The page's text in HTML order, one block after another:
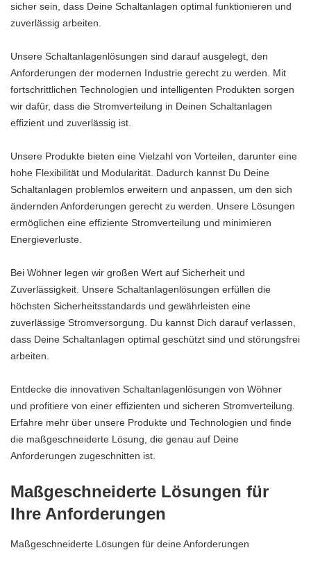
sicher sein, dass Deine Schaltanlagen optimal funktionieren und
zuverlässig arbeiten.
Unsere Schaltanlagenlösungen sind darauf ausgelegt, den
Anforderungen der modernen Industrie gerecht zu werden. Mit
fortschrittlichen Technologien und intelligenten Produkten sorgen
wir dafür, dass die Stromverteilung in Deinen Schaltanlagen
effizient und zuverlässig ist.
Unsere Produkte bieten eine Vielzahl von Vorteilen, darunter eine
hohe Flexibilität und Modularität. Dadurch kannst Du Deine
Schaltanlagen problemlos erweitern und anpassen, um den sich
ändernden Anforderungen gerecht zu werden. Unsere Lösungen
ermöglichen eine effiziente Stromverteilung und minimieren
Energieverluste.
Bei Wöhner legen wir großen Wert auf Sicherheit und
Zuverlässigkeit. Unsere Schaltanlagenlösungen erfüllen die
höchsten Sicherheitsstandards und gewährleisten eine
zuverlässige Stromversorgung. Du kannst Dich darauf verlassen,
dass Deine Schaltanlagen optimal geschützt sind und störungsfrei
arbeiten.
Entdecke die innovativen Schaltanlagenlösungen von Wöhner
und profitiere von einer effizienten und sicheren Stromverteilung.
Erfahre mehr über unsere Produkte und Technologien und finde
die maßgeschneiderte Lösung, die genau auf Deine
Anforderungen zugeschnitten ist.
Maßgeschneiderte Lösungen für
Ihre Anforderungen
Maßgeschneiderte Lösungen für deine Anforderungen